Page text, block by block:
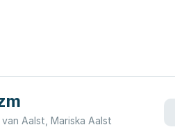
van Aalst Mariska Aalst